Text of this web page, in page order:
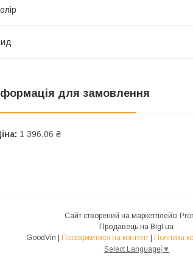
для замовлення
1 396,06 ₴
Сайт створений на маркетплейсі
Продавець на Bigl.ua
GoodVin | Поскаржитися на контент | Політика
Select Language ▼